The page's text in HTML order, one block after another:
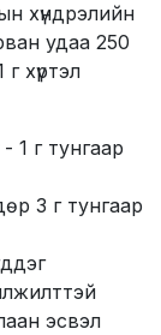
хүндрэлийн
удаа 250
хүртэл
1 г тунгаар
3 г тунгаар
эсвэл